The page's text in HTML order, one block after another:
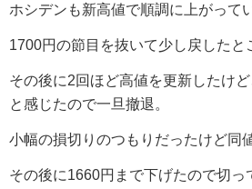
ホシデンも新高値で順調に上がって
1700円の節目を抜いて少し戻したと
その後に2回ほど高値を更新したけ
と感じたので一旦撤退。
小幅の損切りのつもりだったけど同
その後に1660円まで下げたので切っ